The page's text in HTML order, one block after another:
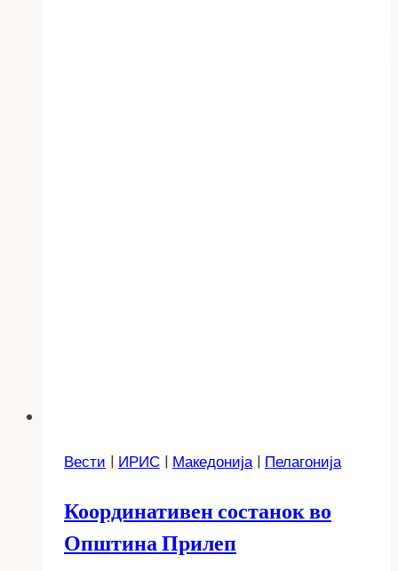
Вести | ИРИС | Македонија| Пелагонија
Координативен состанок во
Општина Прилеп